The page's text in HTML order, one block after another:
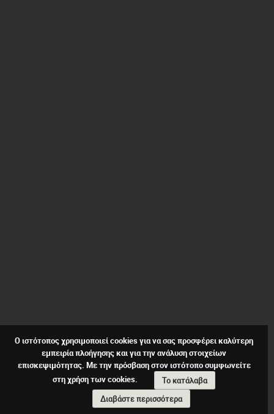
Ο ιστότοπος χρησιμοποιεί cookies για να σας προσφέρει καλύτερη
εμπειρία πλοήγησης και για την ανάλυση στοιχείων
επισκεψιμότητας. Με την πρόσβαση στον ιστότοπο συμφωνείτε
στη χρήση των cookies.
Το κατάλαβα
Διαβάστε περισσότερα